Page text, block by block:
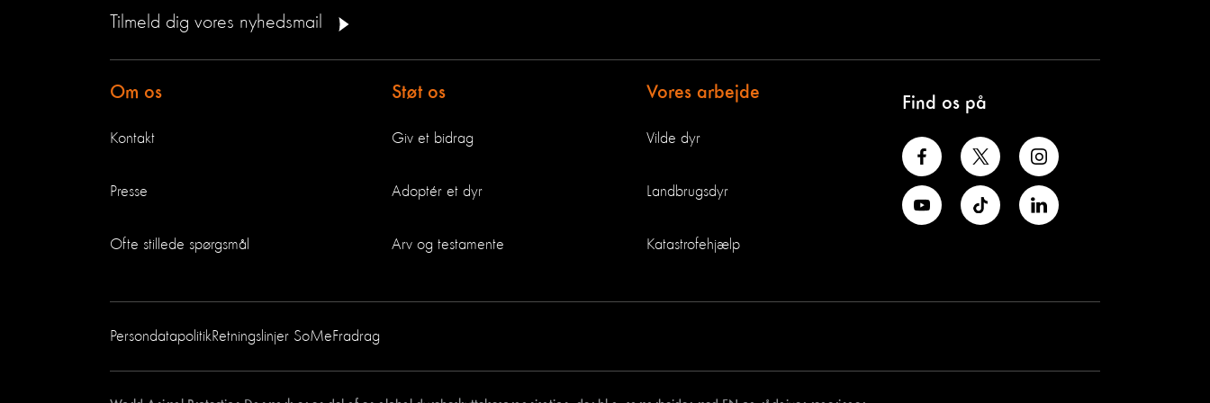
Tilmeld dig vores nyhedsmail
Om os
Kontakt
Presse
Ofte stillede spørgsmål
Støt os
Giv et bidrag
Adoptér et dyr
Arv og testamente
Vores arbejde
Vilde dyr
Landbrugsdyr
Katastrofehjælp
Find os på
PersondatapolitikRetningslinjer SoMeFradrag